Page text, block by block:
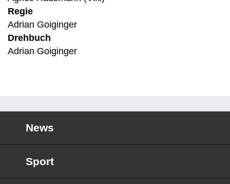
Regie
Adrian Goiginger
Drehbuch
Adrian Goiginger
News
Sport